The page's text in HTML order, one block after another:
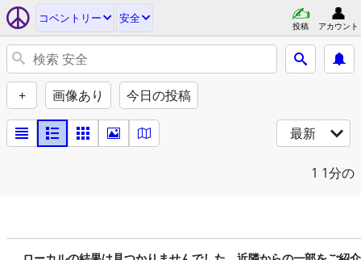
コベントリー 安全
投稿 アカウント
+ 画像あり 今日の投稿
最新
1 1分の